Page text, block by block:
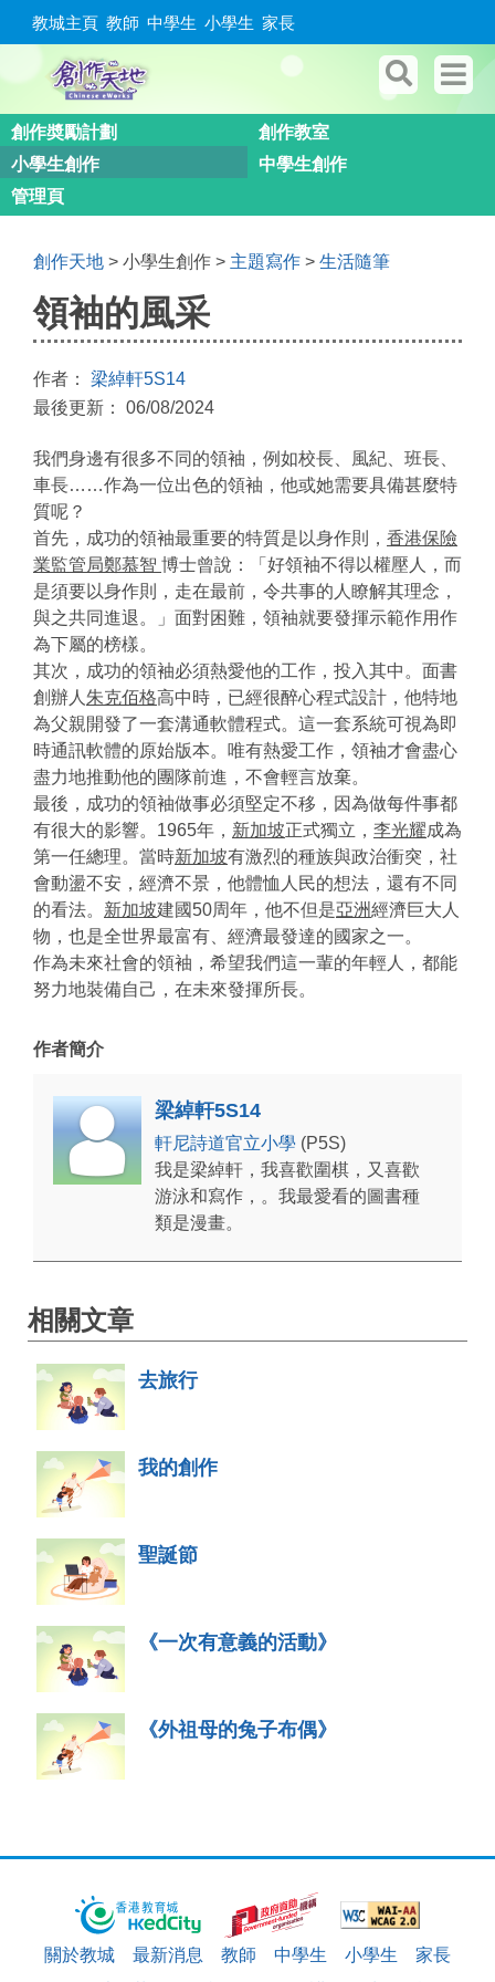
教城主頁 教師 中學生 小學生 家長
創作奬勵計劃
創作教室
小學生創作
中學生創作
管理頁
創作天地 > 小學生創作 > 主題寫作 > 生活隨筆
領袖的風采
作者： 梁綽軒5S14
最後更新： 06/08/2024
我們身邊有很多不同的領袖，例如校長、風紀、班長、
車長……作為一位出色的領袖，他或她需要具備甚麼特
質呢？
首先，成功的領袖最重要的特質是以身作則， 香港保險
業監管局鄭慕智 博士曾說：「好領袖不得以權壓人，而
是須要以身作則，走在最前，令共事的人瞭解其理念，
與之共同進退。」面對困難，領袖就要發揮示範作用作
為下屬的榜樣。
其次，成功的領袖必須熱愛他的工作，投入其中。面書
創辦人 朱克佰格高中時，已經很醉心程式設計，他特地
為父親開發了一套溝通軟體程式。這一套系統可視為即
時通訊軟體的原始版本。唯有熱愛工作，領袖才會盡心
盡力地推動他的團隊前進，不會輕言放棄。
最後，成功的領袖做事必須堅定不移，因為做每件事都
有很大的影響。1965年， 新加坡正式獨立， 李光耀成為
第一任總理。當時新加坡有激烈的種族與政治衝突，社
會動盪不安，經濟不景，他體恤人民的想法，還有不同
的看法。 新加坡建國50周年，他不但是亞洲經濟巨大人
物，也是全世界最富有、經濟最發達的國家之一。
作為未來社會的領袖，希望我們這一輩的年輕人，都能
努力地裝備自己，在未來發揮所長。
作者簡介
梁綽軒5S14
軒尼詩道官立小學 (P5S)
我是梁綽軒，我喜歡圍棋，又喜歡
游泳和寫作，。我最愛看的圖書種
類是漫畫。
相關文章
去旅行
我的創作
聖誕節
《一次有意義的活動》
《外祖母的兔子布偶》
關於教城 最新消息 教師 中學生 小學生
家長